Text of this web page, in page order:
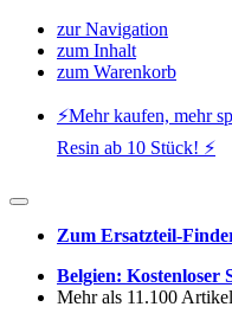
zur Navigation
zum Inhalt
zum Warenkorb
⚡️Mehr kaufen, mehr
Resin ab 10 Stück! ⚡️
Zum Ersatzteil-
Belgien: Kostenloser
Mehr als 11.100 Artikel